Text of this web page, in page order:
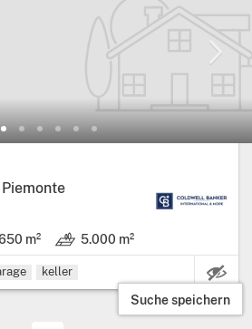
Piemont, provinz: Cuneo.
m² 650 Quadratmeter.
5.000 m²
Land: 5.000 m².
keller
Suche speichern